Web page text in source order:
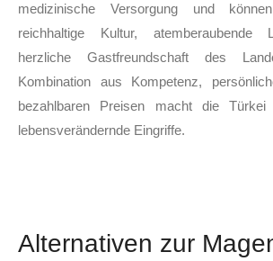
medizinische Versorgung und
reichhaltige Kultur, atemberaubende
herzliche Gastfreundschaft des
Kombination aus Kompetenz,
bezahlbaren Preisen macht die
lebensverändernde Eingriffe.
Alternativen zur